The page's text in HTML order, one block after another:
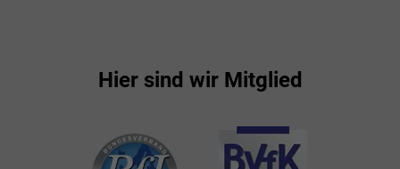
Hier sind wir Mitglied